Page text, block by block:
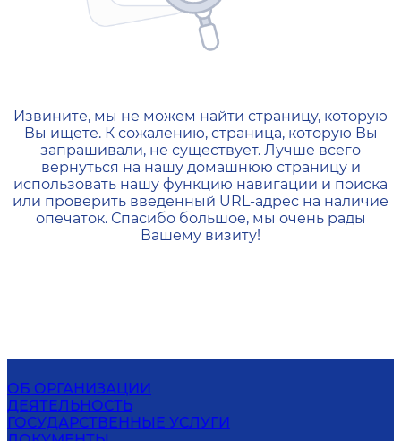
404 — Страница не
Извините, мы не можем найти страницу, которую
Вы ищете. К сожалению, страница, которую Вы
запрашивали, не существует. Лучше всего
вернуться на нашу домашнюю страницу и
использовать нашу функцию навигации и поиска
или проверить введенный URL-адрес на наличие
опечаток. Спасибо большое, мы очень рады
Вашему визиту!
ОБ ОРГАНИЗАЦИИ
ДЕЯТЕЛЬНОСТЬ
ГОСУДАРСТВЕННЫЕ УСЛУГИ